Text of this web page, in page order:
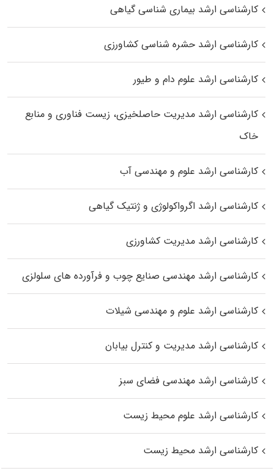
کارشناسی ارشد بیماری‌ شناسی گیاهی
کارشناسی ارشد حشره‌ شناسی کشاورزی
کارشناسی ارشد علوم دام و طیور
کارشناسی ارشد مدیریت حاصلخیزی، زیست فناوری و منابع
خاک
کارشناسی ارشد علوم و مهندسی آب
کارشناسی ارشد اگرواکولوژی و ژنتیک گیاهی
کارشناسی ارشد مدیریت کشاورزی
کارشناسی ارشد مهندسی صنایع چوب و فرآورده‌ های سلولزی
کارشناسی ارشد علوم و مهندسی شیلات
کارشناسی ارشد مدیریت و کنترل بیابان
کارشناسی ارشد مهندسی فضای سبز
کارشناسی ارشد علوم محیط‌ زیست
کارشناسی ارشد محیط زیست